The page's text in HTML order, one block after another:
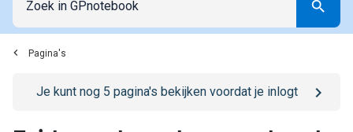
Pagina's
Go to/sign-in page
Je kunt nog 5 pagina's bekijken voordat je inlogt